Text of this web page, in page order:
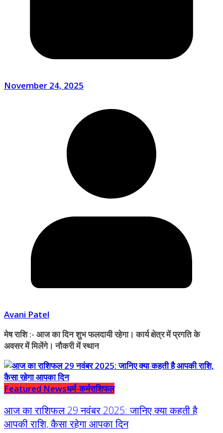
November 24, 2025
Avani Patel
मेष राशि :- आज का दिन शुभ फलदायी रहेगा। कार्य क्षेत्र में प्रगति के
अवसर में मिलेंगे। नौकरी में स्थान
Featured Newsधर्म-कर्मराशिफल
आज का राशिफल 29 नवंबर 2025: जानिए क्या कहती है
आपकी राशि, कैसा रहेगा आपका दिन